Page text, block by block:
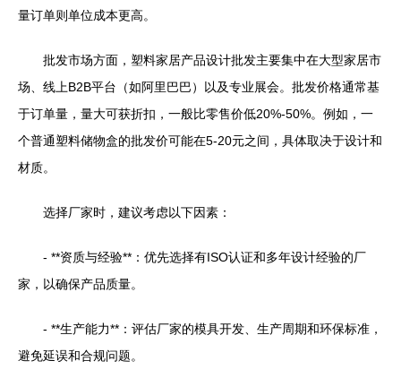
量订单则单位成本更高。
批发市场方面，塑料家居产品设计批发主要集中在大型家居市
场、线上B2B平台（如阿里巴巴）以及专业展会。批发价格通常基
于订单量，量大可获折扣，一般比零售价低20%-50%。例如，一
个普通塑料储物盒的批发价可能在5-20元之间，具体取决于设计和
材质。
选择厂家时，建议考虑以下因素：
- **资质与经验**：优先选择有ISO认证和多年设计经验的厂
家，以确保产品质量。
- **生产能力**：评估厂家的模具开发、生产周期和环保标准，
避免延误和合规问题。